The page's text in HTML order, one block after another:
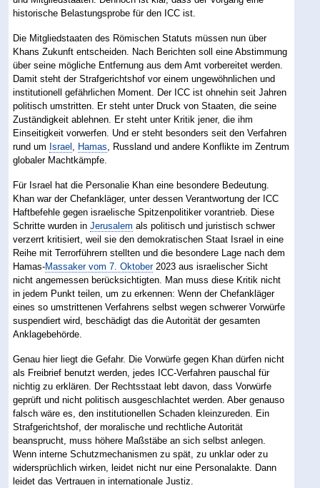
historische Belastungsprobe für den ICC ist.
Die Mitgliedstaaten des Römischen Statuts müssen nun über
Khans Zukunft entscheiden. Nach Berichten soll eine Abstimmung
über seine mögliche Entfernung aus dem Amt vorbereitet werden.
Damit steht der Strafgerichtshof vor einem ungewöhnlichen und
institutionell gefährlichen Moment. Der ICC ist ohnehin seit Jahren
politisch umstritten. Er steht unter Druck von Staaten, die seine
Zuständigkeit ablehnen. Er steht unter Kritik jener, die ihm
Einseitigkeit vorwerfen. Und er steht besonders seit den Verfahren
rund um Israel , Hamas, Russland und andere Konflikte im Zentrum
globaler Machtkämpfe.
Für Israel hat die Personalie Khan eine besondere Bedeutung.
Khan war der Chefankläger, unter dessen Verantwortung der ICC
Haftbefehle gegen israelische Spitzenpolitiker vorantrieb. Diese
Schritte wurden inJerusalem als politisch und juristisch schwer
verzerrt kritisiert, weil sie den demokratischen Staat Israel in eine
Reihe mit Terrorführern stellten und die besondere Lage nach dem
Hamas-Massaker vom 7. Oktober2023 aus israelischer Sicht
nicht angemessen berücksichtigten. Man muss diese Kritik nicht
in jedem Punkt teilen, um zu erkennen: Wenn der Chefankläger
eines so umstrittenen Verfahrens selbst wegen schwerer Vorwürfe
suspendiert wird, beschädigt das die Autorität der gesamten
Anklagebehörde.
Genau hier liegt die Gefahr. Die Vorwürfe gegen Khan dürfen nicht
als Freibrief benutzt werden, jedes ICC-Verfahren pauschal für
nichtig zu erklären. Der Rechtsstaat lebt davon, dass Vorwürfe
geprüft und nicht politisch ausgeschlachtet werden. Aber genauso
falsch wäre es, den institutionellen Schaden kleinzureden. Ein
Strafgerichtshof, der moralische und rechtliche Autorität
beansprucht, muss höhere Maßstäbe an sich selbst anlegen.
Wenn interne Schutzmechanismen zu spät, zu unklar oder zu
widersprüchlich wirken, leidet nicht nur eine Personalakte. Dann
leidet das Vertrauen in internationale Justiz.